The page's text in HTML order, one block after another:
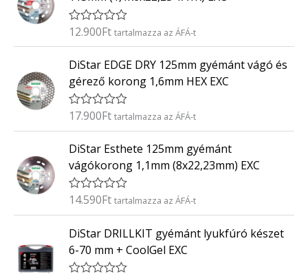
l
é
s
:
/
5
É
é
e
l
é
s
:
/
5
12.900Ft tartalmazza az ÁFÁ-t
DiStar EDGE DRY 125mm gyémánt vágó és
gérező korong 1,6mm HEX EXC
É
é
e
l
s
:
/
5
17.900Ft tartalmazza az ÁFÁ-t
DiStar Esthete 125mm gyémánt
vágókorong 1,1mm (8x22,23mm) EXC
É
é
k
e
l
14.590Ft tartalmazza az ÁFÁ-t
DiStar DRILLKIT gyémánt lyukfúró készet
6-70 mm + CoolGel EXC